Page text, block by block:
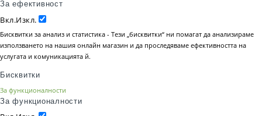
За ефективност
Вкл.Изкл.
Бисквитки за анализ и статистика - Тези „бисквитки“ ни помагат да анализираме
използването на нашия онлайн магазин и да проследяваме ефективността на
услугата и комуникацията й.
Бисквитки
За функционалности
За функционалности